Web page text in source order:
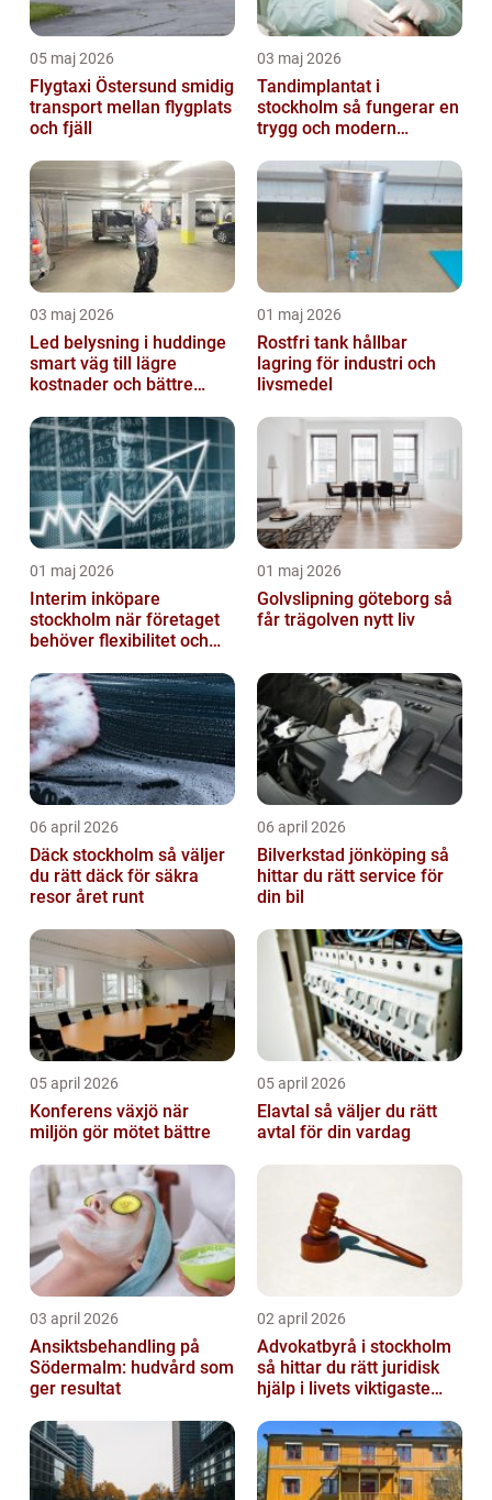
05 maj 2026
Flygtaxi Östersund smidig
transport mellan flygplats
och fjäll
03 maj 2026
Tandimplantat i
stockholm så fungerar en
trygg och modern
03 maj 2026
Led belysning i huddinge
smart väg till lägre
kostnader och bättre
01 maj 2026
Rostfri tank hållbar
lagring för industri och
livsmedel
01 maj 2026
Interim inköpare
stockholm när företaget
behöver flexibilitet och
01 maj 2026
Golvslipning göteborg så
får trägolven nytt liv
06 april 2026
Däck stockholm så väljer
du rätt däck för säkra
resor året runt
06 april 2026
Bilverkstad jönköping så
hittar du rätt service för
din bil
05 april 2026
Konferens växjö när
miljön gör mötet bättre
05 april 2026
Elavtal så väljer du rätt
avtal för din vardag
03 april 2026
Ansiktsbehandling på
Södermalm: hudvård som
ger resultat
02 april 2026
Advokatbyrå i stockholm
så hittar du rätt juridisk
hjälp i livets viktigaste